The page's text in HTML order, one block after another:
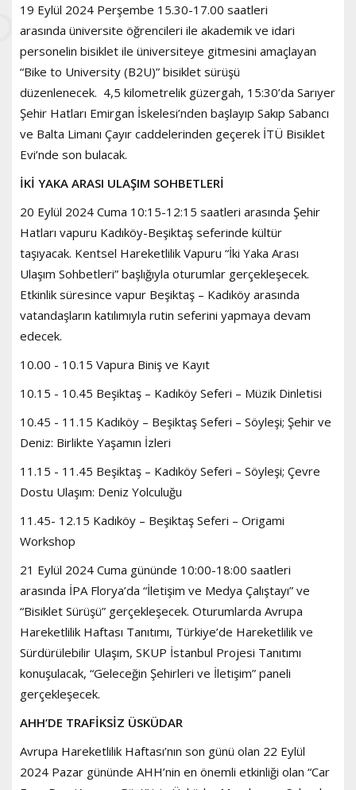
19 Eylül 2024 Perşembe 15.30-17.00 saatleri
arasında üniversite öğrencileri ile akademik ve idari
personelin bisiklet ile üniversiteye gitmesini amaçlayan
“Bike to University (B2U)” bisiklet sürüşü
düzenlenecek. 4,5 kilometrelik güzergah, 15:30’da Sarıyer
Şehir Hatları Emirgan İskelesi’nden başlayıp Sakıp Sabancı
ve Balta Limanı Çayır caddelerinden geçerek İTÜ Bisiklet
Evi’nde son bulacak.
İKİ YAKA ARASI ULAŞIM SOHBETLERİ
20 Eylül 2024 Cuma 10:15-12:15 saatleri arasında Şehir
Hatları vapuru Kadıköy-Beşiktaş seferinde kültür
taşıyacak. Kentsel Hareketlilik Vapuru “İki Yaka Arası
Ulaşım Sohbetleri” başlığıyla oturumlar gerçekleşecek.
Etkinlik süresince vapur Beşiktaş – Kadıköy arasında
vatandaşların katılımıyla rutin seferini yapmaya devam
edecek.
10.00 - 10.15 Vapura Biniş ve Kayıt
10.15 - 10.45 Beşiktaş – Kadıköy Seferi – Müzik Dinletisi
10.45 - 11.15 Kadıköy – Beşiktaş Seferi – Söyleşi; Şehir ve
Deniz: Birlikte Yaşamın İzleri
11.15 - 11.45 Beşiktaş – Kadıköy Seferi – Söyleşi; Çevre
Dostu Ulaşım: Deniz Yolculuğu
11.45- 12.15 Kadıköy – Beşiktaş Seferi – Origami
Workshop
21 Eylül 2024 Cuma gününde 10:00-18:00 saatleri
arasında İPA Florya’da “İletişim ve Medya Çalıştayı” ve
“Bisiklet Sürüşü” gerçekleşecek. Oturumlarda Avrupa
Hareketlilik Haftası Tanıtımı, Türkiye’de Hareketlilik ve
Sürdürülebilir Ulaşım, SKUP İstanbul Projesi Tanıtımı
konuşulacak, “Geleceğin Şehirleri ve İletişim” paneli
gerçekleşecek.
AHH’DE TRAFİKSİZ ÜSKÜDAR
Avrupa Hareketlilik Haftası’nın son günü olan 22 Eylül
2024 Pazar gününde AHH’nin en önemli etkinliği olan “Car